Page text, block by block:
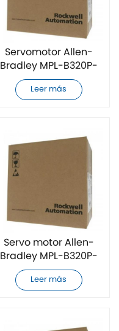
Servomotor Allen-
Bradley MPL-B320P-
RJ72AA
completamente
Leer más
Servo motor Allen-
Bradley MPL-B320P-
MK72AA totalmente
nuevo
Leer más